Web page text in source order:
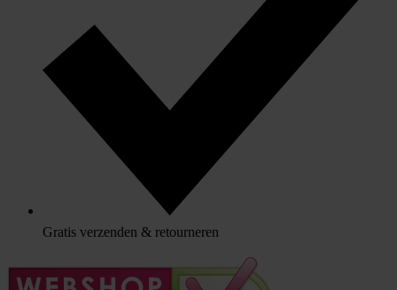
Gratis verzenden & retourneren